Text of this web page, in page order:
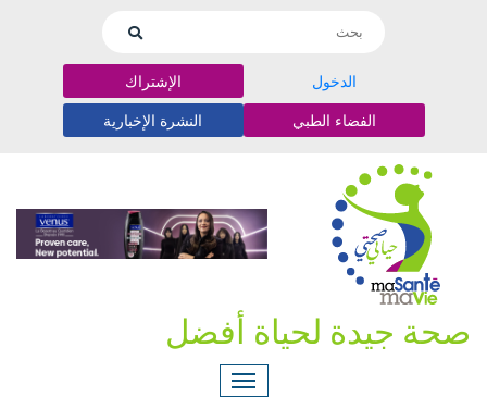
الدخول الإشتراك
الفضاء الطبي النشرة الإخبارية
صحة جيدة لحياة أفضل